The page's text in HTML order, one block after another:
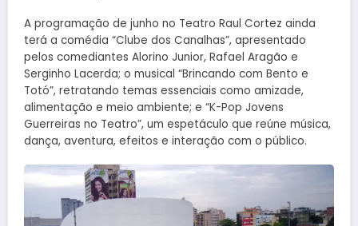
A programação de junho no Teatro Raul Cortez ainda
terá a comédia “Clube dos Canalhas”, apresentado
pelos comediantes Alorino Junior, Rafael Aragão e
Serginho Lacerda; o musical “Brincando com Bento e
Totó”, retratando temas essenciais como amizade,
alimentação e meio ambiente; e “K-Pop Jovens
Guerreiras no Teatro”, um espetáculo que reúne música,
dança, aventura, efeitos e interação com o público.